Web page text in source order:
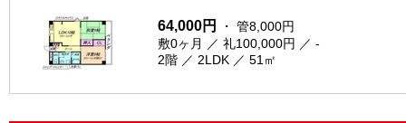
64,000円
・ 管8,000円
敷0ヶ月 ／ 礼100,000円 ／ -
2階 ／ 2LDK ／ 51㎡